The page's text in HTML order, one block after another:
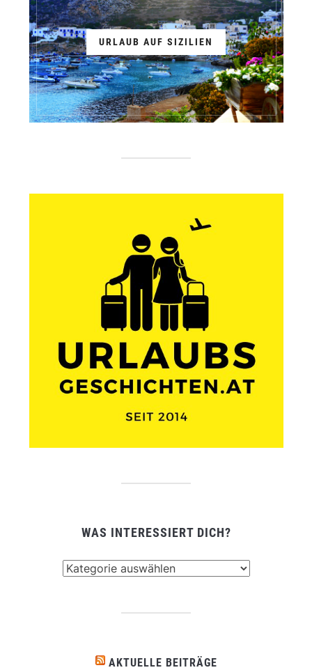
URLAUB AUF SIZILIEN
WAS INTERESSIERT DICH?
AKTUELLE BEITRÄGE